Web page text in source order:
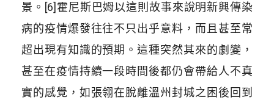
景。[6]霍尼斯巴姆以這則故事來說明新興傳染
病的疫情爆發往往不只出乎意料，而且甚至常
超出現有知識的預期。這種突然其來的劇變，
甚至在疫情持續一段時間後都仍會帶給人不真
實的感覺，如張翎在脫離溫州封城之困後回到